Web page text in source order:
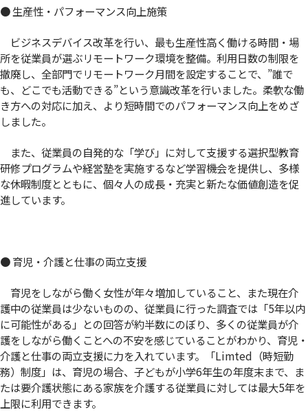
● 生産性・パフォーマンス向上施策
ビジネスデバイス改革を行い、最も生産性高く働ける時間・場
所を従業員が選ぶリモートワーク環境を整備。利用日数の制限を
撤廃し、全部門でリモートワーク月間を設定することで、”誰で
も、どこでも活動できる”という意識改革を行いました。柔軟な働
き方への対応に加え、より短時間でのパフォーマンス向上をめざ
しました。
また、従業員の自発的な「学び」に対して支援する選択型教育
研修プログラムや経営塾を実施するなど学習機会を提供し、多様
な休暇制度とともに、個々人の成長・充実と新たな価値創造を促
進しています。
● 育児・介護と仕事の両立支援
育児をしながら働く女性が年々増加していること、また現在介
護中の従業員は少ないものの、従業員に行った調査では「5年以内
に可能性がある」との回答が約半数にのぼり、多くの従業員が介
護をしながら働くことへの不安を感じていることがわかり、育児・
介護と仕事の両立支援に力を入れています。「Limted（時短勤
務）制度」は、育児の場合、子どもが小学6年生の年度末まで、ま
たは要介護状態にある家族を介護する従業員に対しては最大5年を
上限に利用できます。